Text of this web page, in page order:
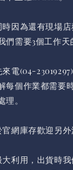
因為還有現場
們需要3個工作天
電(04-
每個作業都需要
。
網庫存歡迎另外
利用，出貨時